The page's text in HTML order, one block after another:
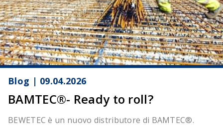
Blog | 09.04.2026
BAMTEC®- Ready to roll?
BEWETEC è un nuovo distributore di BAMTEC®.